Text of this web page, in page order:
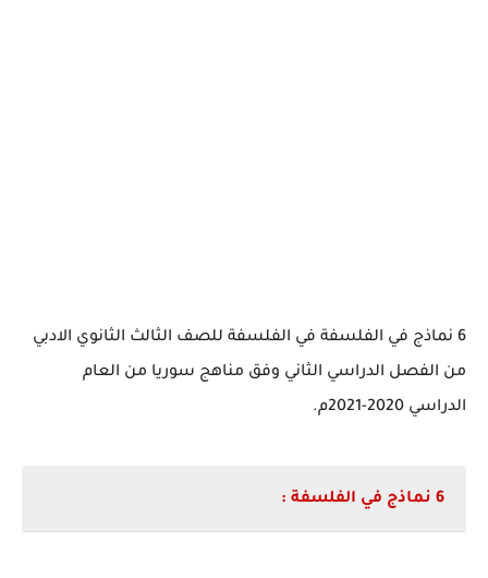
6 نماذج في الفلسفة في الفلسفة للصف الثالث الثانوي الادبي
من الفصل الدراسي الثاني وفق مناهج سوريا من العام
الدراسي 2020-2021م.
6 نماذج في الفلسفة :